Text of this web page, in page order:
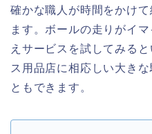
確かな職人が時間をかけ
ます。ボールの走りがイ
えサービスを試してみる
ス用品店に相応しい大き
ともできます。